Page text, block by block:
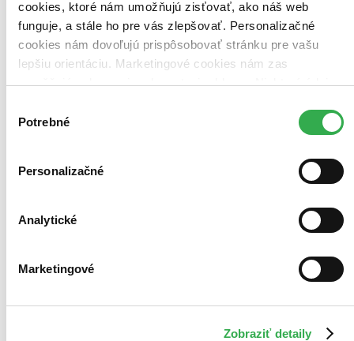
cookies, ktoré nám umožňujú zisťovať, ako náš web
funguje, a stále ho pre vás zlepšovať. Personalizačné
cookies nám dovoľujú prispôsobovať stránku pre vašu
lepšiu orientáciu. Marketingové cookies nám zas
umožňujú zobrazenie relevantnej reklamy. Niektoré údaje
keby sme mohli používať všetky tieto cookies. Ďakujeme!
súhlasu
Potrebné
Personalizačné
Analytické
Marketingové
Zobraziť detaily